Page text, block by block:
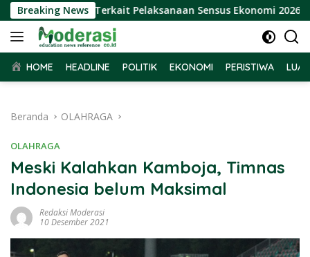
Langsung
ke
konten
Breaking News
BPS Terkait Pelaksanaan Sensus Ekonomi 2026
HOME HEADLINE POLITIK EKONOMI PERISTIWA
Beranda OLAHRAGA
OLAHRAGA
Meski Kalahkan Kamboja, Timnas
Indonesia belum Maksimal
Redaksi Moderasi
10 Desember 2021